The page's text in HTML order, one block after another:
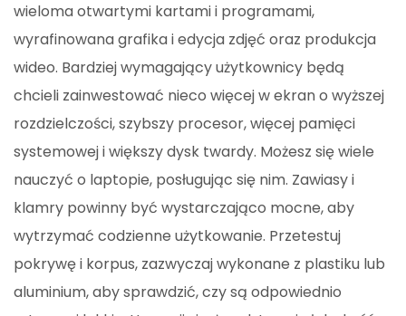
wieloma otwartymi kartami i programami,
wyrafinowana grafika i edycja zdjęć oraz produkcja
wideo. Bardziej wymagający użytkownicy będą
chcieli zainwestować nieco więcej w ekran o wyższej
rozdzielczości, szybszy procesor, więcej pamięci
systemowej i większy dysk twardy. Możesz się wiele
nauczyć o laptopie, posługując się nim. Zawiasy i
klamry powinny być wystarczająco mocne, aby
wytrzymać codzienne użytkowanie. Przetestuj
pokrywę i korpus, zazwyczaj wykonane z plastiku lub
aluminium, aby sprawdzić, czy są odpowiednio